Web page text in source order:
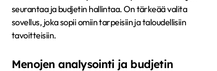
seurantaa ja budjetin hallintaa. On tärkeää valita
sovellus, joka sopii omiin tarpeisiin ja taloudellisiin
tavoitteisiin.
Menojen analysointi ja budjetin